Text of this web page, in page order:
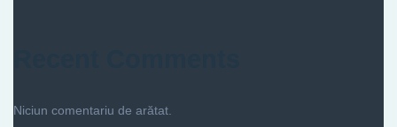
Niciun comentariu de arătat.